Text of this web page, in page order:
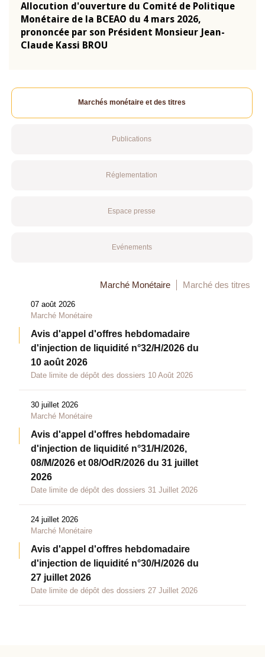
Allocution d'ouverture du Comité de Politique
Monétaire de la BCEAO du 4 mars 2026,
prononcée par son Président Monsieur Jean-
Claude Kassi BROU
Marchés monétaire et des titres
Publications
Réglementation
Espace presse
Evénements
Marché Monétaire Marché des titres
07 août 2026
Marché Monétaire
Avis d'appel d'offres hebdomadaire
d'injection de liquidité n°32/H/2026 du
10 août 2026
Date limite de dépôt des dossiers 10 Août 2026
30 juillet 2026
Marché Monétaire
Avis d'appel d'offres hebdomadaire
d'injection de liquidité n°31/H/2026,
08/M/2026 et 08/OdR/2026 du 31 juillet
2026
Date limite de dépôt des dossiers 31 Juillet 2026
24 juillet 2026
Marché Monétaire
Avis d'appel d'offres hebdomadaire
d'injection de liquidité n°30/H/2026 du
27 juillet 2026
Date limite de dépôt des dossiers 27 Juillet 2026